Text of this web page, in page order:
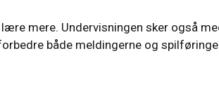
mere. Undervisningen sker også
både meldingerne og